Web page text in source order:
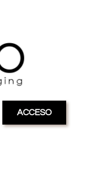
ACCESO